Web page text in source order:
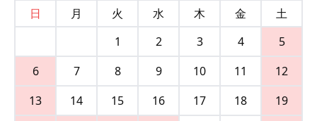
日
月 火 水 木 金
土
1
2 3 4
5
6
7 8 9 10 11
12
13
14 15 16 17 18
19